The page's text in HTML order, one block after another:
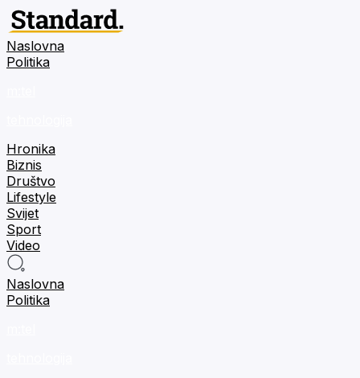
Naslovna
Politika
Hronika
Biznis
Društvo
Lifestyle
Svijet
Sport
Video
Naslovna
Politika